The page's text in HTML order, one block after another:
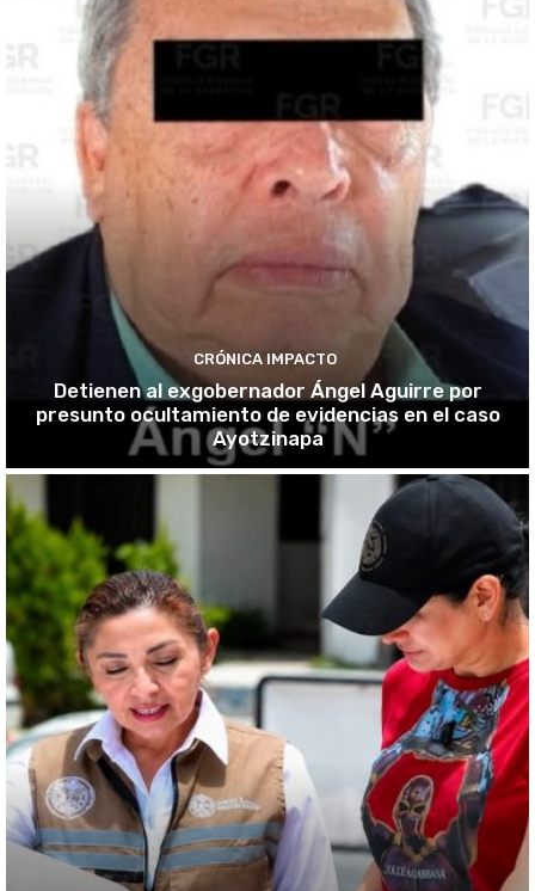
CRÓNICA IMPACTO
Detienen al exgobernador Ángel Aguirre por
presunto ocultamiento de evidencias en el caso
Ayotzinapa